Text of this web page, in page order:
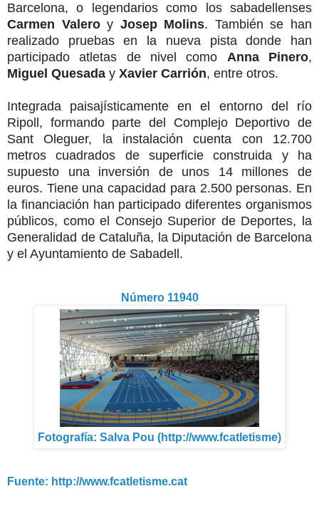
Barcelona, o legendarios como los sabadellenses
Carmen Valeroy Josep Molins. También se han
realizado pruebas en la nueva pista donde han
participado atletas de nivel como Anna Pinero,
Miguel Quesada y Xavier Carrión, entre otros.
Integrada paisajísticamente en el entorno del río
Ripoll, formando parte del Complejo Deportivo de
Sant Oleguer, la instalación cuenta con 12.700
metros cuadrados de superficie construida y ha
supuesto una inversión de unos 14 millones de
euros. Tiene una capacidad para 2.500 personas. En
la financiación han participado diferentes organismos
públicos, como el Consejo Superior de Deportes, la
Generalidad de Cataluña, la Diputación de Barcelona
y el Ayuntamiento de Sabadell.
Número 11940
Fotografía: Salva Pou (http://www.fcatletisme)
Fuente: http://www.fcatletisme.cat